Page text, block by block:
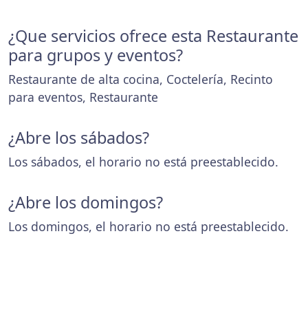
¿Que servicios ofrece esta Restaurante
para grupos y eventos?
Restaurante de alta cocina, Coctelería, Recinto
para eventos, Restaurante
¿Abre los sábados?
Los sábados, el horario no está preestablecido.
¿Abre los domingos?
Los domingos, el horario no está preestablecido.